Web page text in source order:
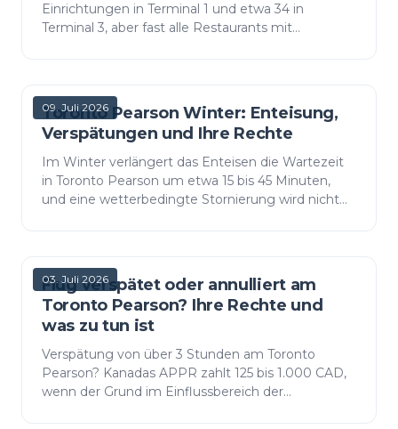
Einrichtungen in Terminal 1 und etwa 34 in
Terminal 3, aber fast alle Restaurants mit
09. Juli 2026
Toronto Pearson Winter: Enteisung,
Verspätungen und Ihre Rechte
Im Winter verlängert das Enteisen die Wartezeit
in Toronto Pearson um etwa 15 bis 45 Minuten,
und eine wetterbedingte Stornierung wird nicht
03. Juli 2026
Flug verspätet oder annulliert am
Toronto Pearson? Ihre Rechte und
was zu tun ist
Verspätung von über 3 Stunden am Toronto
Pearson? Kanadas APPR zahlt 125 bis 1.000 CAD,
wenn der Grund im Einflussbereich der